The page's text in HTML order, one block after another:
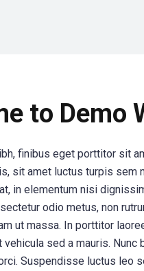
to Demo
finibus eget porttitor sit
sit amet luctus turpis sem
in elementum nisi
odio metus, non
ut massa. In porttitor
sed a mauris. Nunc
Suspendisse luctus leo